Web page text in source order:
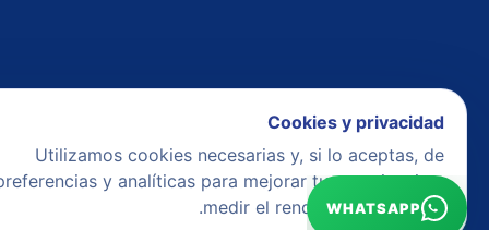
WHATSAPP
Cookies y privacidad
Utilizamos cookies necesarias y, si lo aceptas, de
y analíticas para mejorar tu experiencia y
medir el rendimiento del sitio.